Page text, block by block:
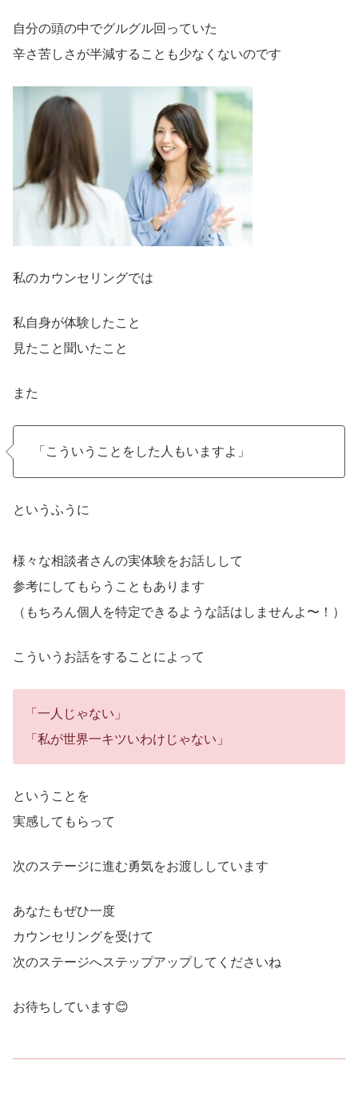
自分の頭の中でグルグル回っていた
辛さ苦しさが半減することも少なくないのです
私のカウンセリングでは
私自身が体験したこと
見たこと聞いたこと
また
「こういうことをした人もいますよ」
というふうに
様々な相談者さんの実体験をお話しして
参考にしてもらうこともあります
（もちろん個人を特定できるような話はしませんよ〜！）
こういうお話をすることによって
「一人じゃない」
「私が世界一キツいわけじゃない」
ということを
実感してもらって
次のステージに進む勇気をお渡ししています
あなたもぜひ一度
カウンセリングを受けて
次のステージへステップアップしてくださいね
お待ちしています😊